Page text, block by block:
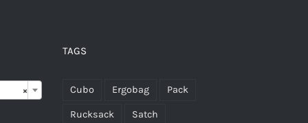
×
TAGS
Cubo Ergobag Pack
Rucksack Satch